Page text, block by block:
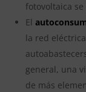
fotovoltaica
El
la red
general, una
de más